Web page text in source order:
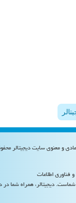
فناوری اطلاعات
دیجیتالر، همراه شما در